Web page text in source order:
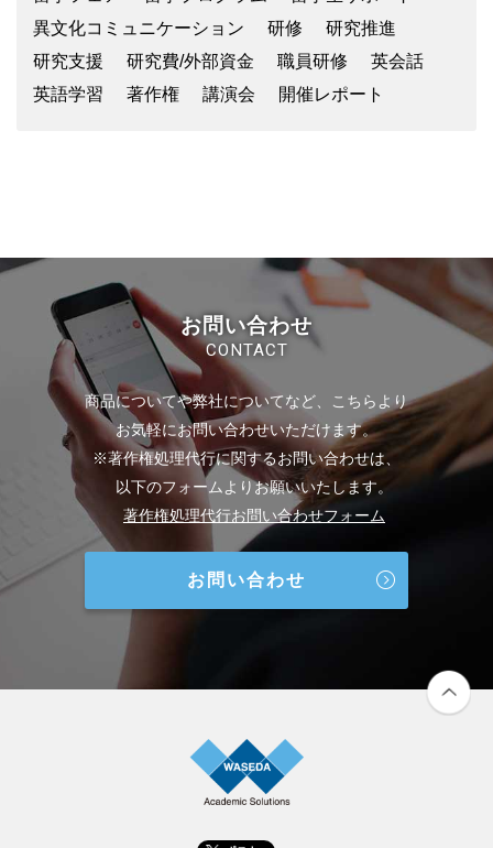
異文化コミュニケーション
研修
研究推進
研究支援
研究費/外部資金 職員研修
英会話
英語学習
著作権 講演会 開催レポート
お問い合わせ
CONTACT
商品についてや弊社についてなど、こちらより
お気軽にお問い合わせいただけます。
※著作権処理代行に関するお問い合わせは、
以下のフォームよりお願いいたします。
著作権処理代行お問い合わせフォーム
お問い合わせ